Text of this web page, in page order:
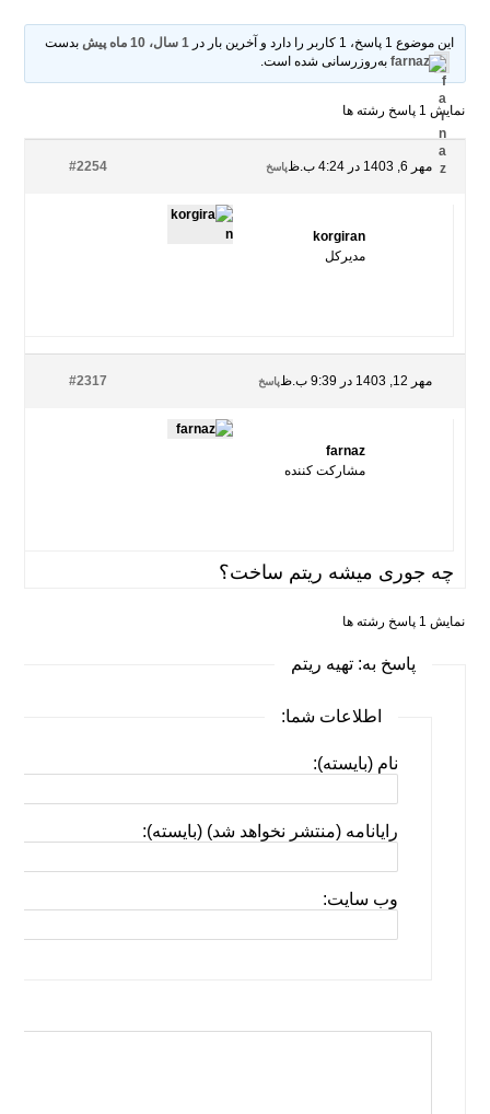
این موضوع 1 پاسخ، 1 کاربر را دارد و آخرین بار در 1 سال، 10 ماه پیش
بدست
farnazبه‌روزرسانی شده است.
نمایش 1 پاسخ رشته ها
مهر 6, 1403 در 4:24 ب.ظ #2254 پاسخ
korgiran
مدیرکل
مهر 12, 1403 در 9:39 ب.ظ #2317 پاسخ
farnaz
مشارکت کننده
چه جوری میشه ریتم ساخت؟
نمایش 1 پاسخ رشته ها
پاسخ به: تهیه ریتم
اطلاعات شما:
نام (بایسته):
رایانامه (منتشر نخواهد شد) (بایسته):
وب سایت: